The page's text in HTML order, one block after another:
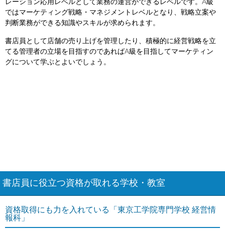
レーション応用レベルとして業務の運営ができるレベルです。A級
ではマーケティング戦略・マネジメントレベルとなり、戦略立案や
判断業務ができる知識やスキルが求められます。
書店員として店舗の売り上げを管理したり、積極的に経営戦略を立
てる管理者の立場を目指すのであればA級を目指してマーケティン
グについて学ぶとよいでしょう。
書店員に役立つ資格が取れる学校・教室
資格取得にも力を入れている「東京工学院専門学校 経営情
報科」